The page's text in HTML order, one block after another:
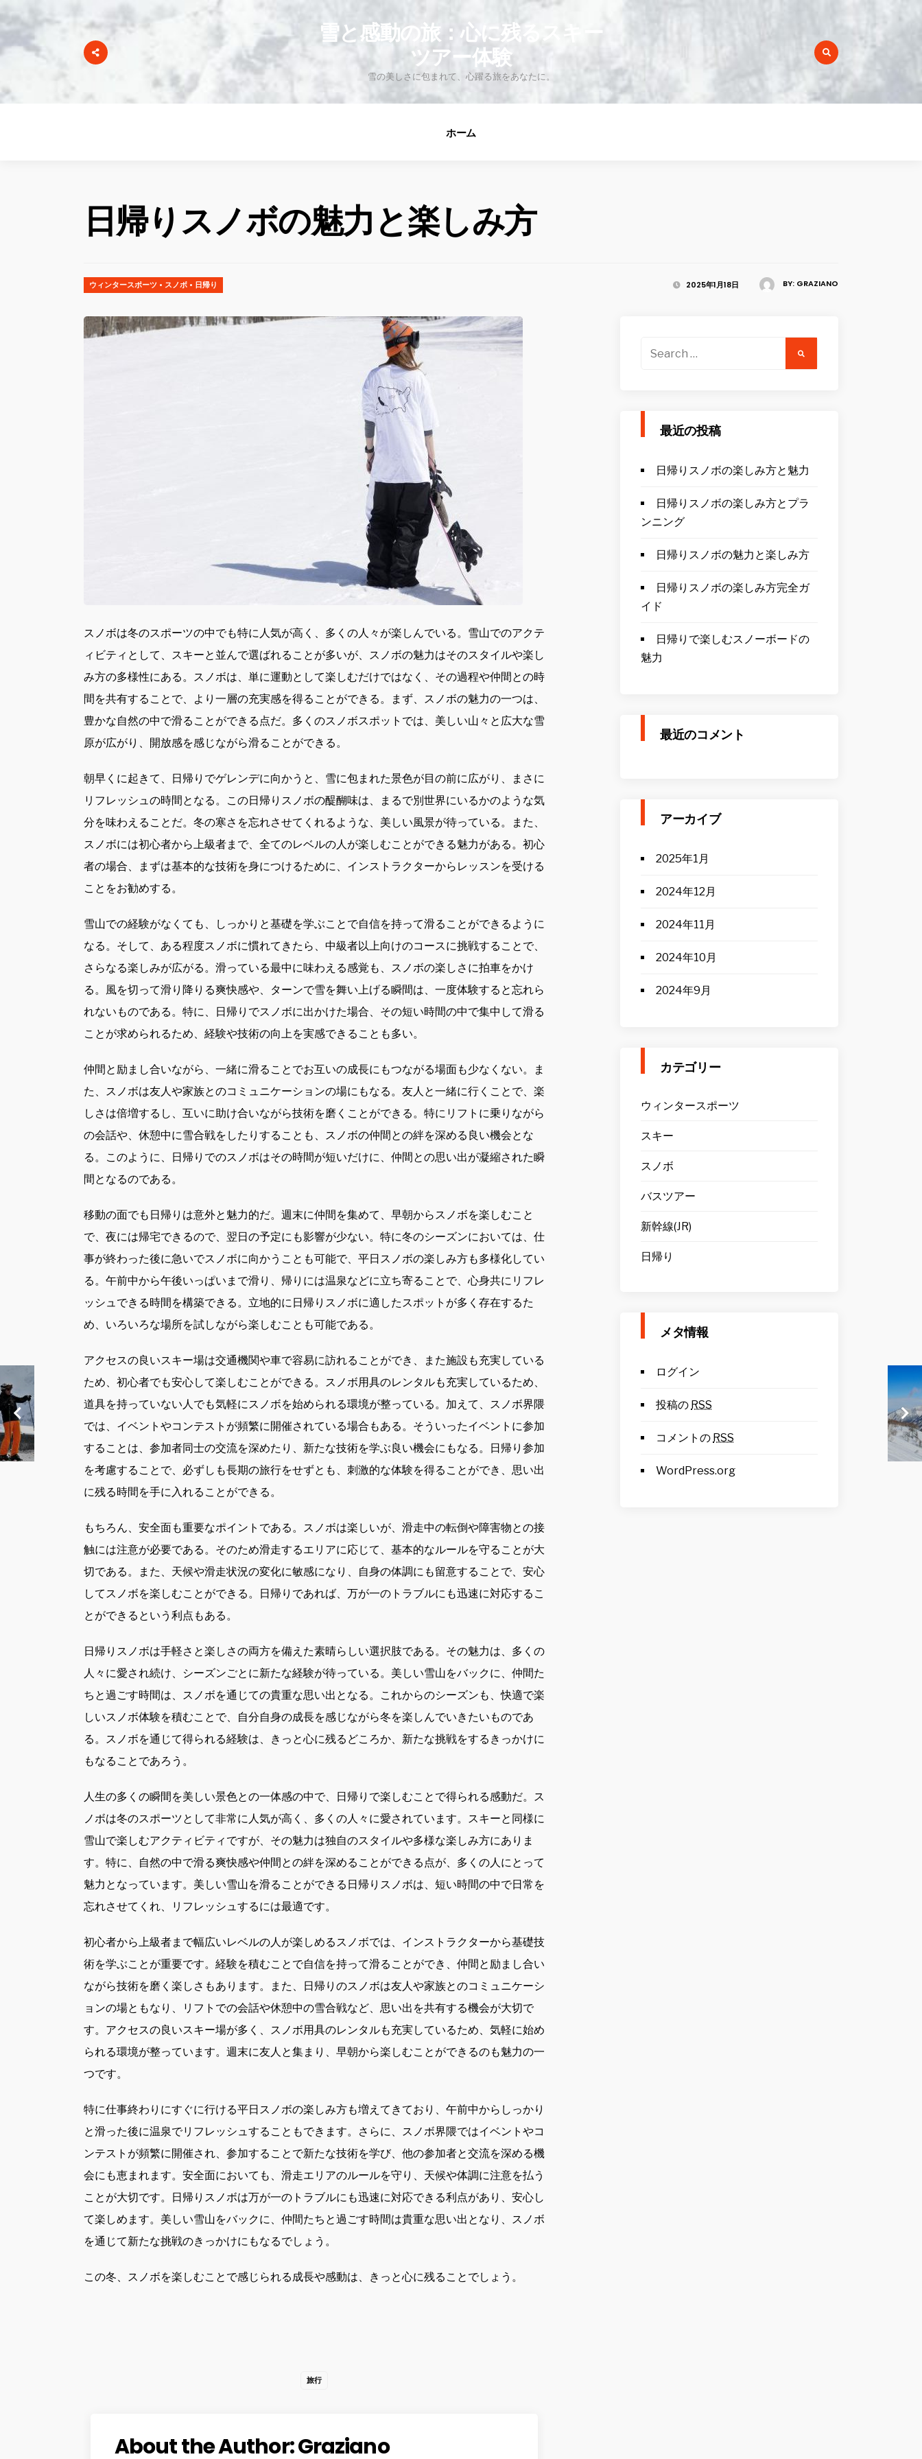
雪と感動の旅：心に残るスキー
ツアー体験
雪の美しさに包まれて、心躍る旅をあなたに。
ホーム
日帰りスノボの魅力と楽しみ方
BY: GRAZIANO
2025年1月18日
ウィンタースポーツ • スノボ • 日帰り
スノボは冬のスポーツの中でも特に人気が高く、多くの人々が楽しんでいる。 雪山でのアクテ
ィビティとして、スキーと並んで選ばれることが多いが、スノボの魅力はそのスタイルや楽し
み方の多様性にある。スノボは、単に運動として楽しむだけではなく、その過程や仲間との時
間を共有することで、より一層の充実感を得ることができる。まず、スノボの魅力の一つは、
豊かな自然の中で滑ることができる点だ。多くのスノボスポットでは、美しい山々と広大な雪
原が広がり、開放感を感じながら滑ることができる。
朝早くに起きて、日帰りでゲレンデに向かうと、雪に包まれた景色が目の前に広がり、まさに
リフレッシュの時間となる。この日帰りスノボの醍醐味は、まるで別世界にいるかのような気
分を味わえることだ。冬の寒さを忘れさせてくれるような、美しい風景が待っている。また、
スノボには初心者から上級者まで、全てのレベルの人が楽しむことができる魅力がある。初心
者の場合、まずは基本的な技術を身につけるために、インストラクターからレッスンを受ける
ことをお勧めする。
雪山での経験がなくても、しっかりと基礎を学ぶことで自信を持って滑ることができるように
なる。そして、ある程度スノボに慣れてきたら、中級者以上向けのコースに挑戦することで、
さらなる楽しみが広がる。滑っている最中に味わえる感覚も、スノボの楽しさに拍車をかけ
る。風を切って滑り降りる爽快感や、ターンで雪を舞い上げる瞬間は、一度体験すると忘れら
れないものである。特に、日帰りでスノボに出かけた場合、その短い時間の中で集中して滑る
ことが求められるため、経験や技術の向上を実感できることも多い。
仲間と励まし合いながら、一緒に滑ることでお互いの成長にもつながる場面も少なくない。ま
た、スノボは友人や家族とのコミュニケーションの場にもなる。友人と一緒に行くことで、楽
しさは倍増するし、互いに助け合いながら技術を磨くことができる。特にリフトに乗りながら
の会話や、休憩中に雪合戦をしたりすることも、スノボの仲間との絆を深める良い機会とな
る。このように、日帰りでのスノボはその時間が短いだけに、仲間との思い出が凝縮された瞬
間となるのである。
移動の面でも日帰りは意外と魅力的だ。週末に仲間を集めて、早朝からスノボを楽しむこと
で、夜には帰宅できるので、翌日の予定にも影響が少ない。特に冬のシーズンにおいては、仕
事が終わった後に急いでスノボに向かうことも可能で、平日スノボの楽しみ方も多様化してい
る。午前中から午後いっぱいまで滑り、帰りには温泉などに立ち寄ることで、心身共にリフレ
ッシュできる時間を構築できる。立地的に日帰りスノボに適したスポットが多く存在するた
め、いろいろな場所を試しながら楽しむことも可能である。
アクセスの良いスキー場は交通機関や車で容易に訪れることができ、また施設も充実している
ため、初心者でも安心して楽しむことができる。スノボ用具のレンタルも充実しているため、
道具を持っていない人でも気軽にスノボを始められる環境が整っている。加えて、スノボ界隈
では、イベントやコンテストが頻繁に開催されている場合もある。そういったイベントに参加
することは、参加者同士の交流を深めたり、新たな技術を学ぶ良い機会にもなる。日帰り参加
を考慮することで、必ずしも長期の旅行をせずとも、刺激的な体験を得ることができ、思い出
に残る時間を手に入れることができる。
もちろん、安全面も重要なポイントである。スノボは楽しいが、滑走中の転倒や障害物との接
触には注意が必要である。そのため滑走するエリアに応じて、基本的なルールを守ることが大
切である。また、天候や滑走状況の変化に敏感になり、自身の体調にも留意することで、安心
してスノボを楽しむことができる。日帰りであれば、万が一のトラブルにも迅速に対応するこ
とができるという利点もある。
日帰りスノボは手軽さと楽しさの両方を備えた素晴らしい選択肢である。その魅力は、多くの
人々に愛され続け、シーズンごとに新たな経験が待っている。美しい雪山をバックに、仲間た
ちと過ごす時間は、スノボを通じての貴重な思い出となる。これからのシーズンも、快適で楽
しいスノボ体験を積むことで、自分自身の成長を感じながら冬を楽しんでいきたいものであ
る。スノボを通じて得られる経験は、きっと心に残るどころか、新たな挑戦をするきっかけに
もなることであろう。
人生の多くの瞬間を美しい景色との一体感の中で、日帰りで楽しむことで得られる感動だ。ス
ノボは冬のスポーツとして非常に人気が高く、多くの人々に愛されています。スキーと同様に
雪山で楽しむアクティビティですが、その魅力は独自のスタイルや多様な楽しみ方にありま
す。特に、自然の中で滑る爽快感や仲間との絆を深めることができる点が、多くの人にとって
魅力となっています。美しい雪山を滑ることができる日帰りスノボは、短い時間の中で日常を
忘れさせてくれ、リフレッシュするには最適です。
初心者から上級者まで幅広いレベルの人が楽しめるスノボでは、インストラクターから基礎技
術を学ぶことが重要です。経験を積むことで自信を持って滑ることができ、仲間と励まし合い
ながら技術を磨く楽しさもあります。また、日帰りのスノボは友人や家族とのコミュニケーシ
ョンの場ともなり、リフトでの会話や休憩中の雪合戦など、思い出を共有する機会が大切で
す。アクセスの良いスキー場が多く、スノボ用具のレンタルも充実しているため、気軽に始め
られる環境が整っています。週末に友人と集まり、早朝から楽しむことができるのも魅力の一
つです。
特に仕事終わりにすぐに行ける平日スノボの楽しみ方も増えてきており、午前中からしっかり
と滑った後に温泉でリフレッシュすることもできます。さらに、スノボ界隈ではイベントやコ
ンテストが頻繁に開催され、参加することで新たな技術を学び、他の参加者と交流を深める機
会にも恵まれます。安全面においても、滑走エリアのルールを守り、天候や体調に注意を払う
ことが大切です。日帰りスノボは万が一のトラブルにも迅速に対応できる利点があり、安心し
て楽しめます。美しい雪山をバックに、仲間たちと過ごす時間は貴重な思い出となり、スノボ
を通じて新たな挑戦のきっかけにもなるでしょう。
この冬、スノボを楽しむことで感じられる成長や感動は、きっと心に残ることでしょう。
旅行
About the Author:Graziano
Search
最近の投稿
日帰りスノボの楽しみ方と魅力
日帰りスノボの楽しみ方とプラ
ンニング
日帰りスノボの魅力と楽しみ方
日帰りスノボの楽しみ方完全ガ
イド
日帰りで楽しむスノーボードの
魅力
最近のコメント
アーカイブ
2025年1月
2024年12月
2024年11月
2024年10月
2024年9月
カテゴリー
ウィンタースポーツ
スキー
スノボ
バスツアー
新幹線(JR)
日帰り
メタ情報
ログイン
投稿の RSS
コメントの RSS
WordPress.org